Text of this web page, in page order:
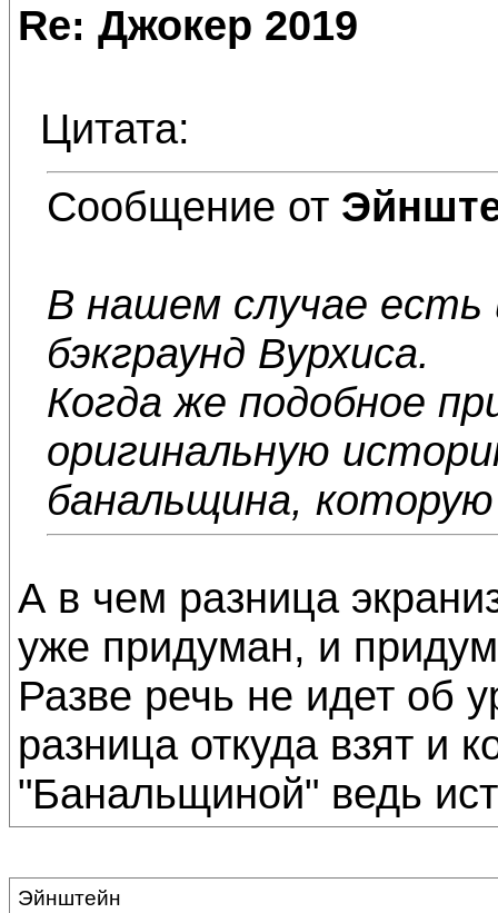
Re: Джокер 2019
Цитата:
Сообщение от
В нашем случае есть
бэкграунд Вурхиса.
Когда же подобное
оригинальную
банальщина,
А в чем разница
уже придуман, и
Разве речь не идет об
разница откуда взят и
"Банальщиной" ведь
Эйнштейн